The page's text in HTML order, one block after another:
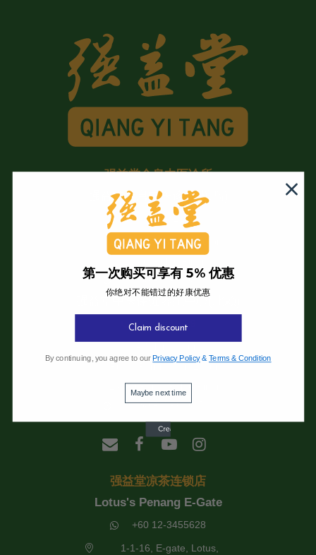
强益堂全息中医诊所
强益堂全息中医诊所(槟岛)
04-2832108
19 Jalan Pinhorn, Jelutong,
09:30 AM - 6:00 PM
04-6881529
Pusat Perniagaan Laguna,
13700 Perai, Pulau Pinang.
09:30 AM - 6:00 PM
强益堂凉茶连锁店
Lotus's Penang E-Gate
+60 12-3455628
1-1-16, E-gate, Lotus,
第一次购买可享有 5% 优惠
你绝对不能错过的好康优惠
Claim discount
By continuing, you agree to our Privacy Policy&Terms & Condition
Maybe next time